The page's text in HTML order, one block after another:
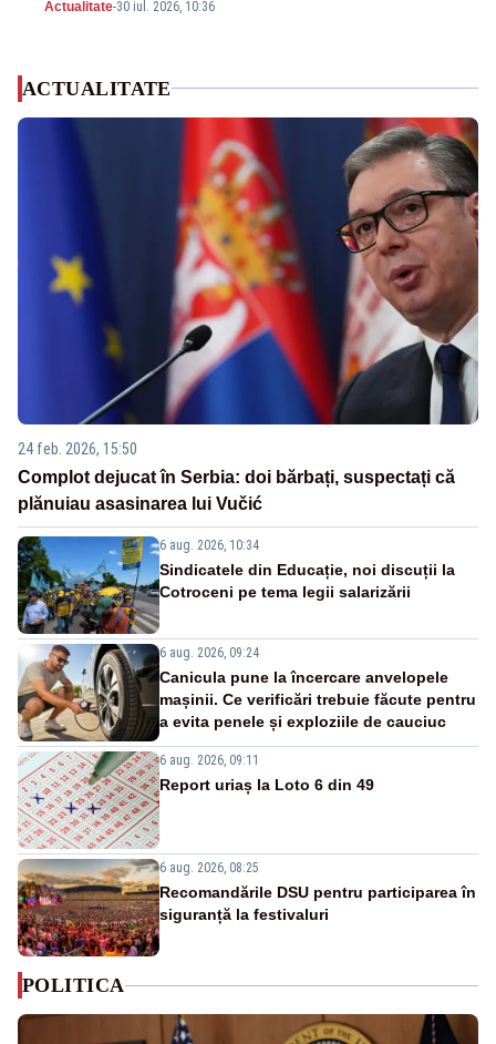
Actualitate-30 iul. 2026, 10:36
ACTUALITATE
24 feb. 2026, 15:50
Complot dejucat în Serbia: doi bărbați, suspectați că
plănuiau asasinarea lui Vučić
6 aug. 2026, 10:34
Sindicatele din Educație, noi discuții la
Cotroceni pe tema legii salarizării
6 aug. 2026, 09:24
Canicula pune la încercare anvelopele
mașinii. Ce verificări trebuie făcute pentru
a evita penele și exploziile de cauciuc
6 aug. 2026, 09:11
Report uriaș la Loto 6 din 49
6 aug. 2026, 08:25
Recomandările DSU pentru participarea în
siguranță la festivaluri
POLITICA